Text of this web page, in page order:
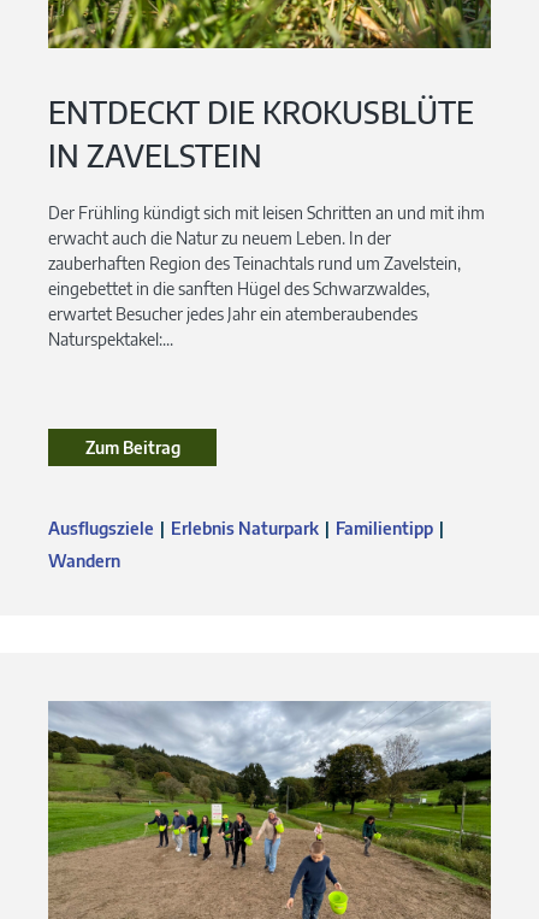
ENTDECKT DIE KROKUSBLÜTE
IN ZAVELSTEIN
Der Frühling kündigt sich mit leisen Schritten an und mit ihm
erwacht auch die Natur zu neuem Leben. In der
zauberhaften Region des Teinachtals rund um Zavelstein,
eingebettet in die sanften Hügel des Schwarzwaldes,
erwartet Besucher jedes Jahr ein atemberaubendes
Naturspektakel:...
Zum Beitrag
Ausflugsziele Erlebnis Naturpark
Familientipp
Wandern